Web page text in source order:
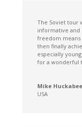
The Soviet tour
informative and
freedom means
then finally
especially
for a wonderful
Mike
USA